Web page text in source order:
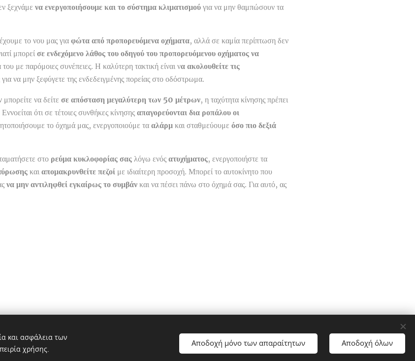
ξεχνάμε να ενεργοποιήσουμε και το σύστημα κλιματισμού για να μην θαμπώσουν τα
το νου μας για φώτα από προπορευόμενα οχήματα, αλλά σε καμία περίπτωση δεν
μπορείσε ενδεχόμενο λάθος του οδηγού του προπορευόμενου οχήματος να
του με παρόμοιες συνέπειες. Η καλύτερη τακτική είναι να ακολουθείτε τις
για να μην ξεφύγετε της ενδεδειγμένης πορείας στο οδόστρωμα.
να δείτε σε απόσταση μεγαλύτερη των 50 μέτρων, η ταχύτητα κίνησης πρέπει
Εννοείται ότι σε τέτοιες συνθήκες κίνησης απαγορεύονται δια ροπάλου οι
το όχημά μας, ενεργοποιούμε τα αλάρμ και σταθμεύουμε όσο πιο δεξιά
στο ρεύμα κυκλοφορίας σας λόγω ενός ατυχήματος, ενεργοποιήστε τα
και απομακρυνθείτε πεζοί με ιδιαίτερη προσοχή. Μπορεί το αυτοκίνητο που
να μην αντιληφθεί εγκαίρως το συμβάν και να πέσει πάνω στο όχημά σας. Για αυτό, ας
Πολιτικό blog ἐν Λοκροῖς
1496968882359615, DIRECT, f08c47fec0942fa0 Cookies
και ασφάλεια των
χρήσης.
Αποδοχή μόνο των απαραίτητων Αποδοχή όλων